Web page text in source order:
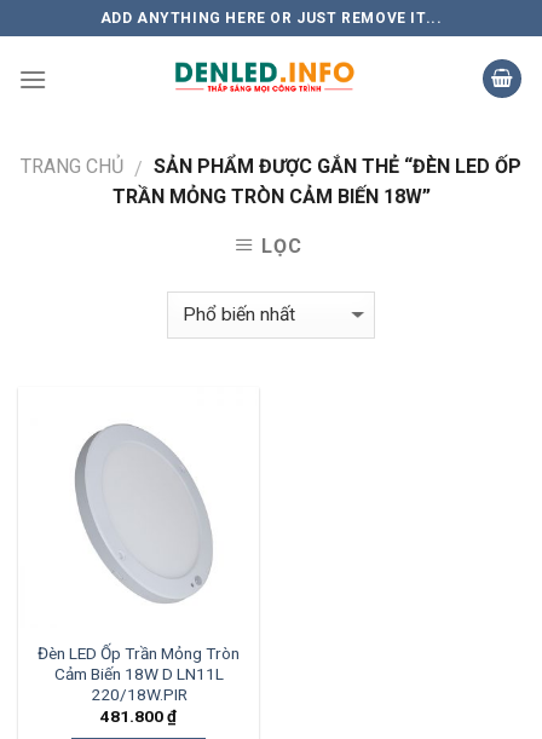
to
content
ADD ANYTHING HERE OR JUST REMOVE IT...
TRANG CHỦ / SẢN PHẨM ĐƯỢC GẮN THẺ “ĐÈN LED ỐP
TRẦN MỎNG TRÒN CẢM BIẾN 18W”
LỌC
Đèn LED Ốp Trần Mỏng Tròn
Cảm Biến 18W D LN11L
220/18W.PIR
481.800₫